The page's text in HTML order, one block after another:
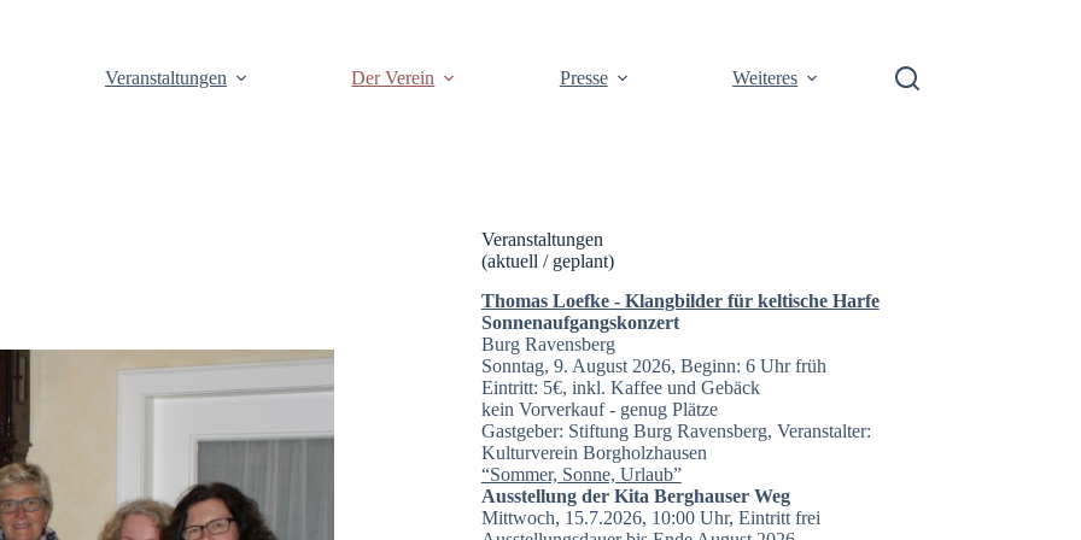
Veranstaltungen
Der Verein Presse Weiteres
Veranstaltungen
(aktuell / geplant)
Thomas Loefke - Klangbilder für keltische Harfe
Sonnenaufgangskonzert
Burg Ravensberg
Sonntag, 9. August 2026, Beginn: 6 Uhr früh
Eintritt: 5€, inkl. Kaffee und Gebäck
kein Vorverkauf - genug Plätze
Gastgeber: Stiftung Burg Ravensberg, Veranstalter:
Kulturverein Borgholzhausen
“Sommer, Sonne, Urlaub”
Ausstellung der Kita Berghauser Weg
Mittwoch, 15.7.2026, 10:00 Uhr, Eintritt frei